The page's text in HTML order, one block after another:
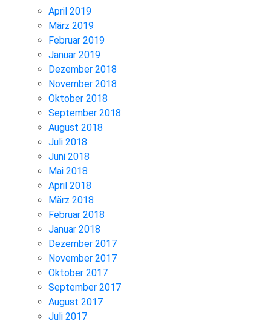
April 2019
März 2019
Februar 2019
Januar 2019
Dezember 2018
November 2018
Oktober 2018
September 2018
August 2018
Juli 2018
Juni 2018
Mai 2018
April 2018
März 2018
Februar 2018
Januar 2018
Dezember 2017
November 2017
Oktober 2017
September 2017
August 2017
Juli 2017